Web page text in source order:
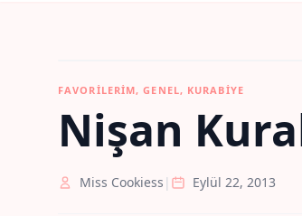
FAVORILERIM,GENEL, KURABIYE
Nişan
Miss Cookiess | Eylül 22, 2013